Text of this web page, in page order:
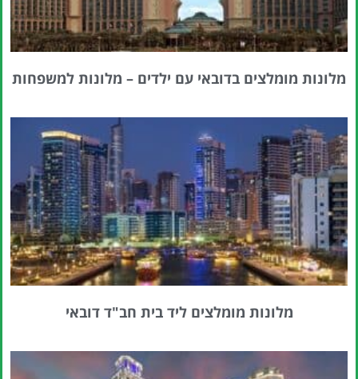
מלונות מומלצים בדובאי עם ילדים – מלונות למשפחות
מלונות מומלצים ליד בית חב"ד דובאי